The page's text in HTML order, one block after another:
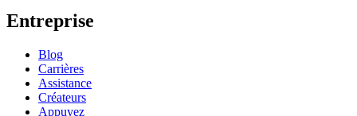
Entreprise
Blog
Carrières
Assistance
Créateurs
Appuyez